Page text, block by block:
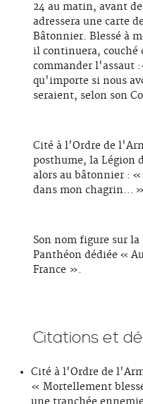
24 au matin, avant
adressera une carte
Bâtonnier. Blessé à
il continuera, couché
commander l'assaut
qu'importe si nous
seraient, selon son
Cité à l'Ordre de
posthume, la Légion
alors au bâtonnier : «
dans mon chagrin…
Son nom figure sur
Panthéon dédiée «
France ».
Citations et
Cité à l'Ordre de
« Mortellement